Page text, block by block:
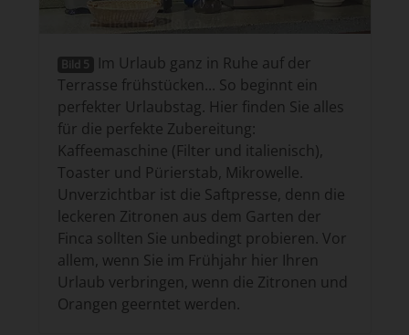
Bild 5
Im Urlaub ganz in Ruhe auf der
Terrasse frühstücken... So beginnt ein
perfekter Urlaubstag. Hier finden Sie alles
für die perfekte Zubereitung:
Kaffeemaschine (Filter und italienisch),
Toaster und Pürierstab, Mikrowelle.
Unverzichtbar ist die Saftpresse, denn die
leckeren Zitronen aus dem Garten der
Finca sollten Sie unbedingt probieren. Vor
allem, wenn Sie im Frühjahr hier Ihren
Urlaub verbringen, wenn die Zitronen und
Orangen geerntet werden.